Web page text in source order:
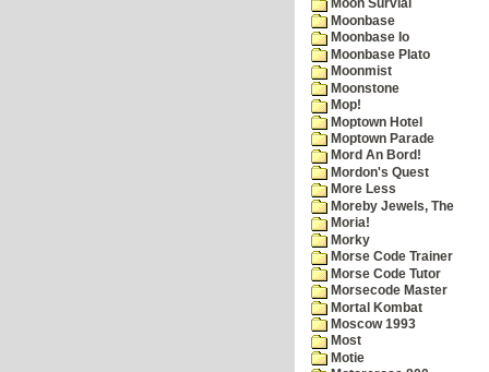
Moon Survial
Moonbase
Moonbase Io
Moonbase Plato
Moonmist
Moonstone
Mop!
Moptown Hotel
Moptown Parade
Mord An Bord!
Mordon's Quest
More Less
Moreby Jewels, The
Moria!
Morky
Morse Code Trainer
Morse Code Tutor
Morsecode Master
Mortal Kombat
Moscow 1993
Most
Motie